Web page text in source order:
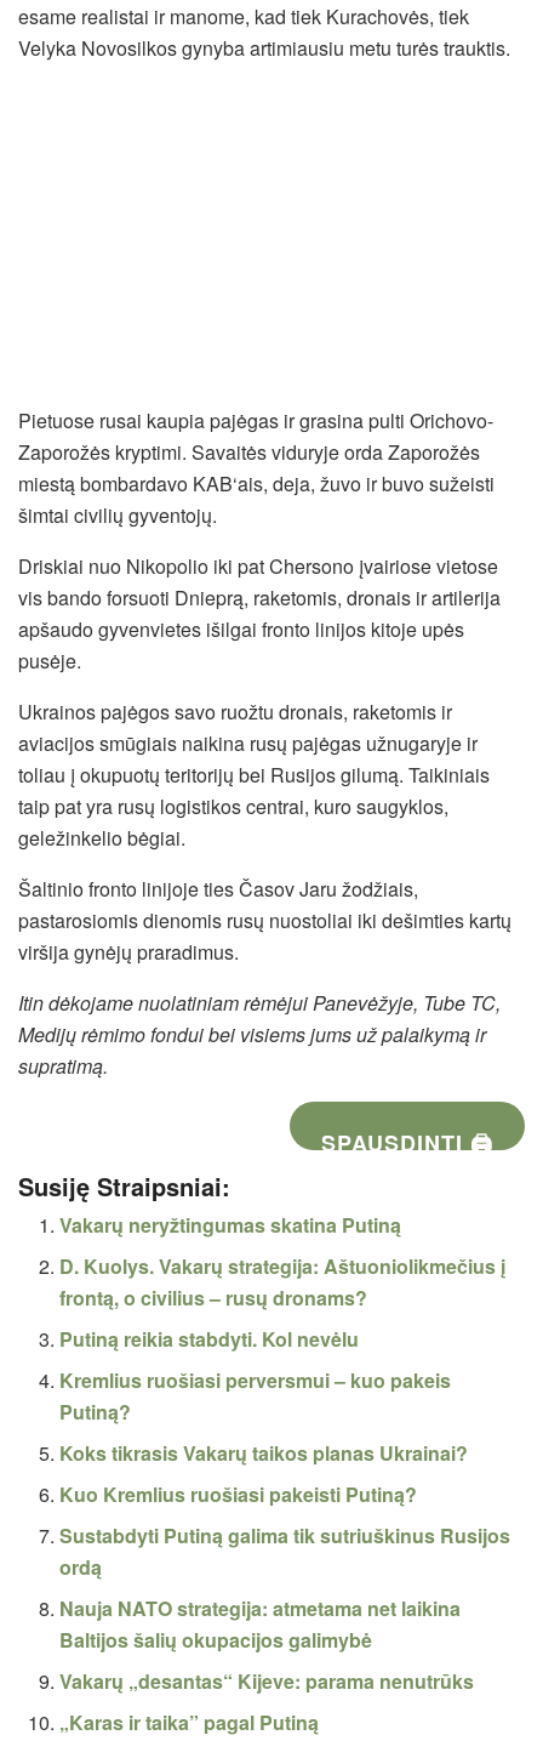
esame realistai ir manome, kad tiek Kurachovės, tiek
Velyka Novosilkos gynyba artimiausiu metu turės trauktis.
Pietuose rusai kaupia pajėgas ir grasina pulti Orichovo-
Zaporožės kryptimi. Savaitės viduryje orda Zaporožės
miestą bombardavo KAB‘ais, deja, žuvo ir buvo sužeisti
šimtai civilių gyventojų.
Driskiai nuo Nikopolio iki pat Chersono įvairiose vietose
vis bando forsuoti Dnieprą, raketomis, dronais ir artilerija
apšaudo gyvenvietes išilgai fronto linijos kitoje upės
pusėje.
Ukrainos pajėgos savo ruožtu dronais, raketomis ir
aviacijos smūgiais naikina rusų pajėgas užnugaryje ir
toliau į okupuotų teritorijų bei Rusijos gilumą. Taikiniais
taip pat yra rusų logistikos centrai, kuro saugyklos,
geležinkelio bėgiai.
Šaltinio fronto linijoje ties Časov Jaru žodžiais,
pastarosiomis dienomis rusų nuostoliai iki dešimties kartų
viršija gynėjų praradimus.
Itin dėkojame nuolatiniam rėmėjui Panevėžyje, Tube TC,
Medijų rėmimo fondui bei visiems jums už palaikymą ir
supratimą.
SPAUSDINTI 🖨
Susiję Straipsniai:
Vakarų neryžtingumas skatina Putiną
D. Kuolys. Vakarų strategija: Aštuoniolikmečius į
frontą, o civilius – rusų dronams?
Putiną reikia stabdyti. Kol nevėlu
Kremlius ruošiasi perversmui – kuo pakeis
Putiną?
Koks tikrasis Vakarų taikos planas Ukrainai?
Kuo Kremlius ruošiasi pakeisti Putiną?
Sustabdyti Putiną galima tik sutriuškinus Rusijos
ordą
Nauja NATO strategija: atmetama net laikina
Baltijos šalių okupacijos galimybė
Vakarų „desantas“ Kijeve: parama nenutrūks
„Karas ir taika” pagal Putiną